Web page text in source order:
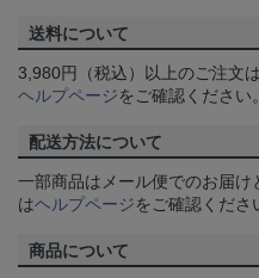
送料について
3,980円（税込）以上のご注文
ヘルプページをご確認ください。
配送方法について
一部商品はメール便でのお届け
はヘルプページをご確認くださ
商品について